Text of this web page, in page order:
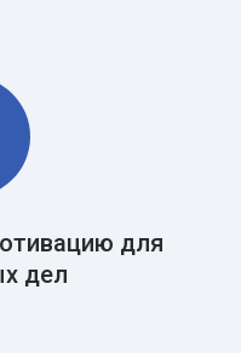
для
дел